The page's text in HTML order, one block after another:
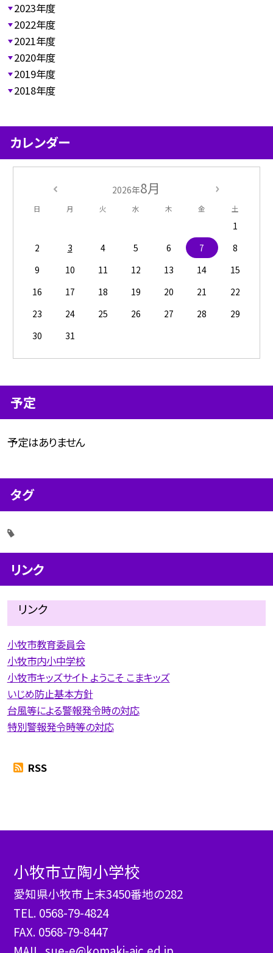
2023年度
2022年度
2021年度
2020年度
2019年度
2018年度
カレンダー
2026年8月
日 月 火 水 木 金 土
1
2
3 4 5 6 7
8
9
10 11 12 13 14
15
16
17 18 19 20 21
22
23
24 25 26 27 28
29
30
31
予定
予定はありません
タグ
リンク
リンク
小牧市教育委員会
小牧市内小中学校
小牧市キッズサイト ようこそ こまキッズ
いじめ防止基本方針
台風等による警報発令時の対応
特別警報発令時等の対応
RSS
小牧市立陶小学校
愛知県小牧市上末3450番地の282
TEL. 0568-79-4824
FAX. 0568-79-8447